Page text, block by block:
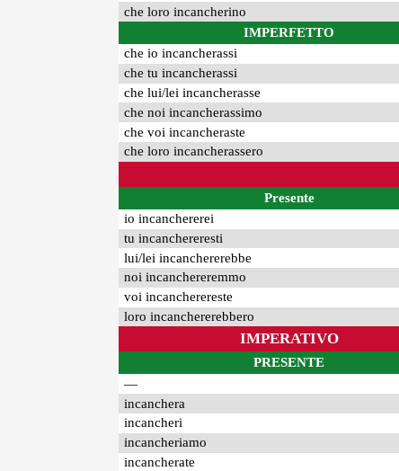
che loro incancherino
IMPERFETTO
che io incancherassi
che tu incancherassi
che lui/lei incancherasse
che noi incancherassimo
che voi incancheraste
che loro incancherassero
Presente
io incanchererei
tu incanchereresti
lui/lei incanchererebbe
noi incanchereremmo
voi incancherereste
loro incanchererebbero
IMPERATIVO
PRESENTE
—
incanchera
incancheri
incancheriamo
incancherate